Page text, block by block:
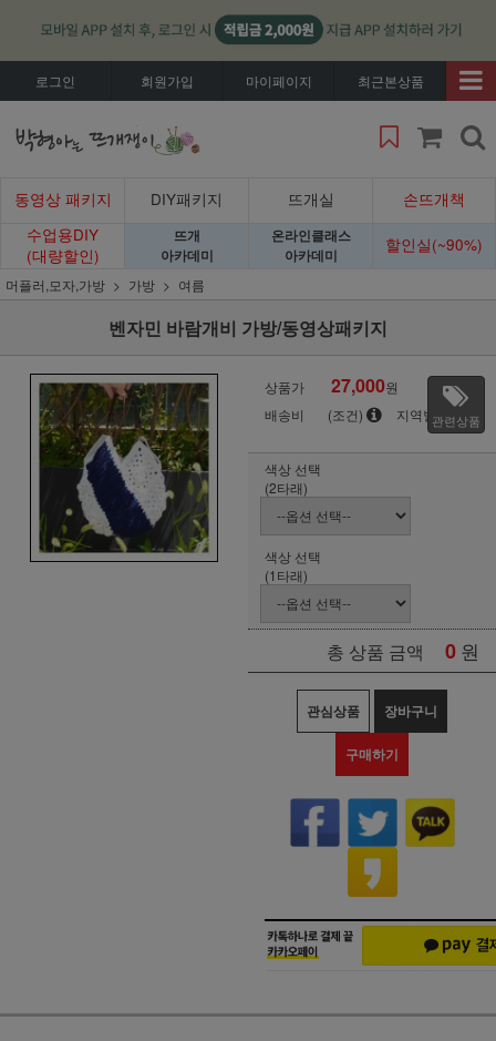
로그인 회원가입 마이페이지 최근본상품
동영상 패키지 DIY패키지 뜨개실
손뜨개책
수업용DIY
(대량할인)
뜨개
아카데미
온라인클래스
아카데미
할인실(~90%)
머플러,모자,가방 가방 여름
벤자민 바람개비 가방/동영상패키지
상품가 27,000원
배송비
(조건) 지역별관련상품
색상 선택
(2타래)
색상 선택
(1타래)
총 상품 금액 0 원
관심상품 장바구니
구매하기